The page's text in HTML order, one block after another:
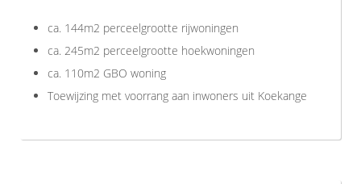
ca. 144m2 perceelgrootte rijwoningen
ca. 245m2 perceelgrootte hoekwoningen
ca. 110m2 GBO woning
Toewijzing met voorrang aan inwoners uit Koekange